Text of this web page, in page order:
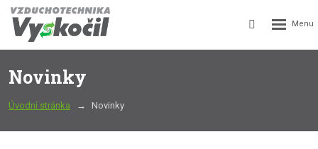
Vyhledávání
Rozbalení
Novinky
Úvodní stránka Novinky